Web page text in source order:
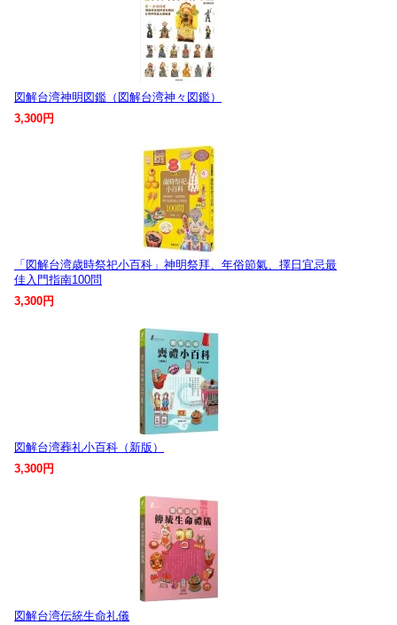
図解台湾神明図鑑（図解台湾神々図鑑）
3,300円
「図解台湾歳時祭祀小百科」神明祭拜、年俗節氣、擇日宜忌最
佳入門指南100問
3,300円
図解台湾葬礼小百科（新版）
3,300円
図解台湾伝統生命礼儀